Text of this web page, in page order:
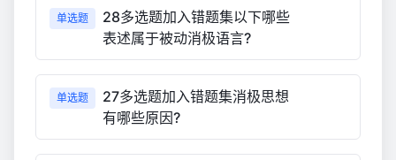
单选题
28多选题加入错题集以下哪些
表述属于被动消极语言?
单选题
27多选题加入错题集消极思想
有哪些原因?